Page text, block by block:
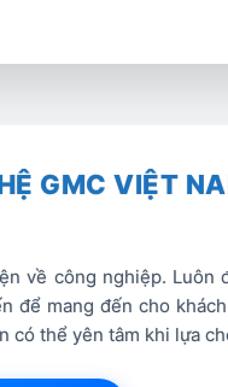
L/ph
GMC VIỆT
về công nghiệp.
để mang đến cho
thể yên tâm khi lựa